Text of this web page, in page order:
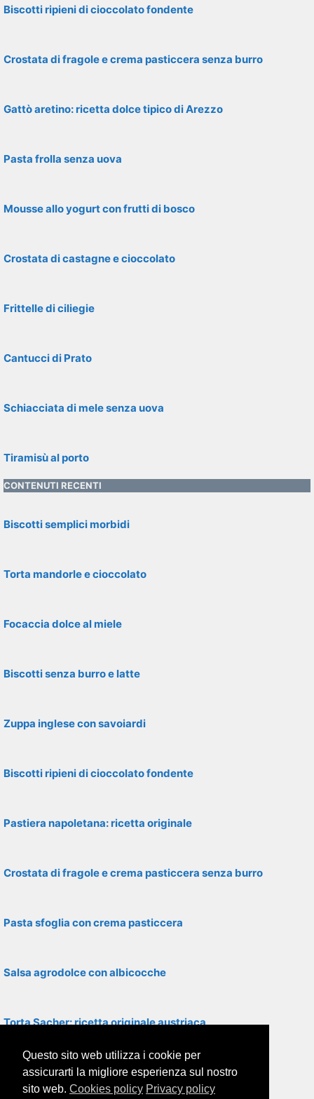
Biscotti ripieni di cioccolato fondente
Crostata di fragole e crema pasticcera senza burro
Gattò aretino: ricetta dolce tipico di Arezzo
Pasta frolla senza uova
Mousse allo yogurt con frutti di bosco
Crostata di castagne e cioccolato
Frittelle di ciliegie
Cantucci di Prato
Schiacciata di mele senza uova
Tiramisù al porto
CONTENUTI RECENTI
Biscotti semplici morbidi
Torta mandorle e cioccolato
Focaccia dolce al miele
Biscotti senza burro e latte
Zuppa inglese con savoiardi
Biscotti ripieni di cioccolato fondente
Pastiera napoletana: ricetta originale
Crostata di fragole e crema pasticcera senza burro
Pasta sfoglia con crema pasticcera
Salsa agrodolce con albicocche
Torta Sacher: ricetta originale austriaca
Torta Mimosa classica
Questo sito web utilizza i cookie per
assicurarti la migliore esperienza sul nostro
sito web. Cookies policy Privacy policy